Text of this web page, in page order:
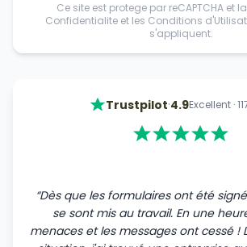
Ce site est protege par reCAPTCHA et la
Confidentialite et les Conditions
s'appliquent.
Trustpilot·4.9Excellent·
“Dès que les formulaires ont été
se sont mis au travail. En une
menaces et les messages ont cessé !